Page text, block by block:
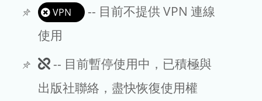
VPN
-- 目前不提供 VPN 連線
使用
此
期
-- 目前暫停使用中，已積極與
出版社聯絡，盡快恢復使用權